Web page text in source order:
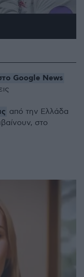
Google News
από την Ελλάδα
στο